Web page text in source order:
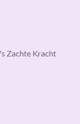
Zachte Kracht